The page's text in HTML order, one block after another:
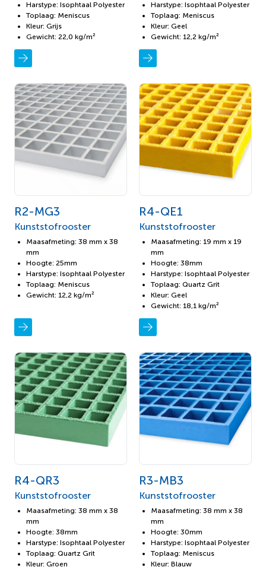
Harstype: Isophtaal Polyester
Toplaag: Meniscus
Kleur: Grijs
Gewicht: 22,0 kg/m²
Harstype: Isophtaal Polyester
Toplaag: Meniscus
Kleur: Geel
Gewicht: 12,2 kg/m²
R2-MG3
Kunststofrooster
Maasafmeting: 38 mm x 38
mm
Hoogte: 25mm
Harstype: Isophtaal Polyester
Toplaag: Meniscus
Gewicht: 12,2 kg/m²
R4-QE1
Kunststofrooster
Maasafmeting: 19 mm x 19
mm
Hoogte: 38mm
Harstype: Isophtaal Polyester
Toplaag: Quartz Grit
Kleur: Geel
Gewicht: 18,1 kg/m²
R4-QR3
Kunststofrooster
Maasafmeting: 38 mm x 38
mm
Hoogte: 38mm
Harstype: Isophtaal Polyester
Toplaag: Quartz Grit
Kleur: Groen
R3-MB3
Kunststofrooster
Maasafmeting: 38 mm x 38
mm
Hoogte: 30mm
Harstype: Isophtaal Polyester
Toplaag: Meniscus
Kleur: Blauw